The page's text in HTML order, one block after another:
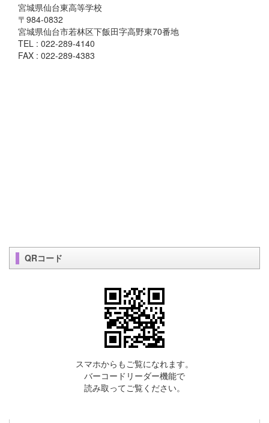
宮城県仙台東高等学校
〒984-0832
宮城県仙台市若林区下飯田字高野東70番地
TEL : 022-289-4140
FAX : 022-289-4383
QRコード
スマホからもご覧になれます。
バーコードリーダー機能で
読み取ってご覧ください。